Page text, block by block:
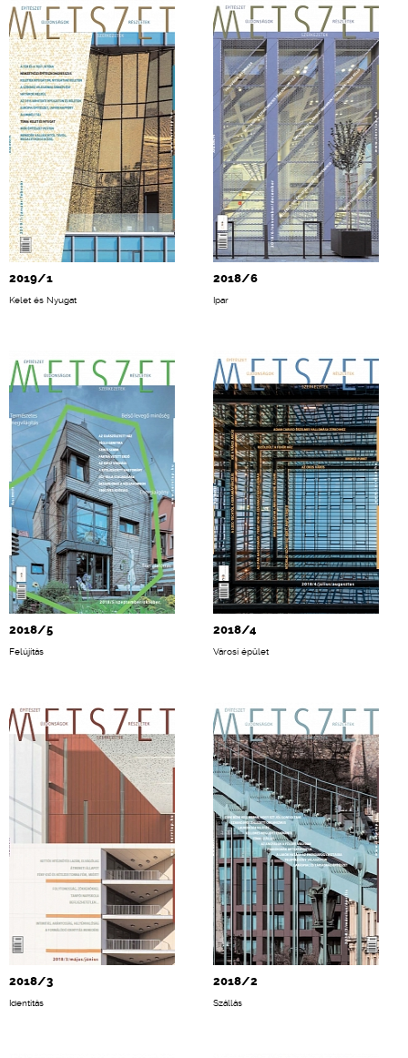
2019/1
Kelet és Nyugat
2018/6
Ipar
2018/5
Felújítás
2018/4
Városi épület
2018/3
Identitás
2018/2
Szállás